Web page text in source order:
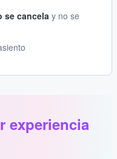
se cancela y no se
experiencia